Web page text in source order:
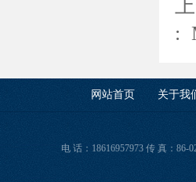
:
网站首页 关于我
电 话：18616957973 传 真：86-